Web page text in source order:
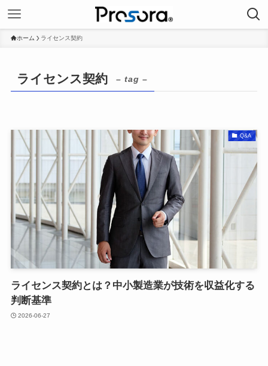
ホーム ライセンス契約
ライセンス契約 – tag –
Q&A
ライセンス契約とは？中小製造業が技術を収益化する
判断基準
2026-06-27